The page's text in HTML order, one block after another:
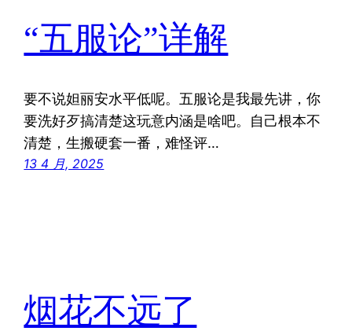
“五服论”详解
要不说妲丽安水平低呢。五服论是我最先讲，你
要洗好歹搞清楚这玩意内涵是啥吧。自己根本不
清楚，生搬硬套一番，难怪评…
13 4 月, 2025
烟花不远了